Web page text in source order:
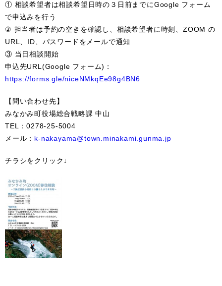
① 相談希望者は相談希望日時の３日前までにGoogle フォーム
で申込みを行う
② 担当者は予約の空きを確認し、相談希望者に時刻、ZOOM の
URL、ID、パスワードをメールで通知
③ 当日相談開始
申込先URL(Google フォーム)：
https://forms.gle/niceNMkqEe98g4BN6
【問い合わせ先】
みなかみ町役場総合戦略課 中山
TEL：0278-25-5004
メール： k-nakayama@town.minakami.gunma.jp
チラシをクリック↓